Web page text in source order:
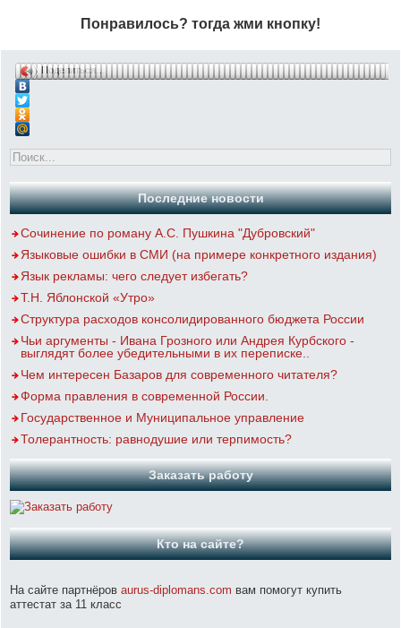
Понравилось? тогда жми кнопку!
Поделиться…
Последние новости
Сочинение по роману А.С. Пушкина "Дубровский"
Языковые ошибки в СМИ (на примере конкретного издания)
Язык рекламы: чего следует избегать?
Т.Н. Яблонской «Утро»
Структура расходов консолидированного бюджета России
Чьи аргументы - Ивана Грозного или Андрея Курбского -
выглядят более убедительными в их переписке..
Чем интересен Базаров для современного читателя?
Форма правления в современной России.
Государственное и Муниципальное управление
Толерантность: равнодушие или терпимость?
Заказать работу
Кто на сайте?
На сайте партнёров aurus-diplomans.com вам помогут купить
аттестат за 11 класс